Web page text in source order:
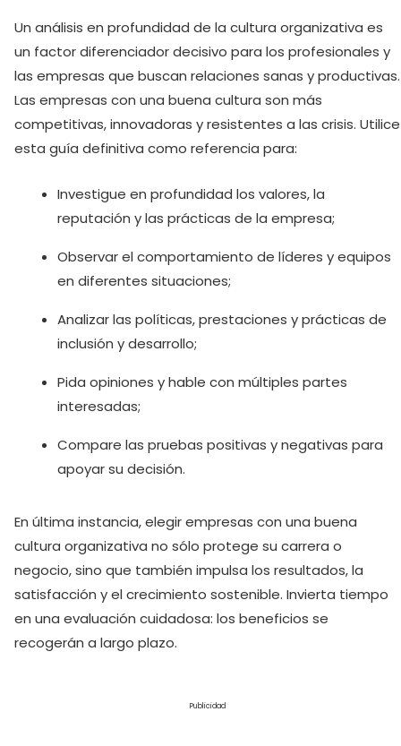
Un análisis en profundidad de la cultura organizativa es
un factor diferenciador decisivo para los profesionales y
las empresas que buscan relaciones sanas y productivas.
Las empresas con una buena cultura son más
competitivas, innovadoras y resistentes a las crisis. Utilice
esta guía definitiva como referencia para:
Investigue en profundidad los valores, la
reputación y las prácticas de la empresa;
Observar el comportamiento de líderes y equipos
en diferentes situaciones;
Analizar las políticas, prestaciones y prácticas de
inclusión y desarrollo;
Pida opiniones y hable con múltiples partes
interesadas;
Compare las pruebas positivas y negativas para
apoyar su decisión.
En última instancia, elegir empresas con una buena
cultura organizativa no sólo protege su carrera o
negocio, sino que también impulsa los resultados, la
satisfacción y el crecimiento sostenible. Invierta tiempo
en una evaluación cuidadosa: los beneficios se
recogerán a largo plazo.
Publicidad